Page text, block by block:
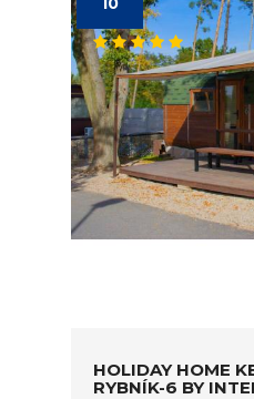
HOLIDAY HOME
RYBNÍK-6 BY